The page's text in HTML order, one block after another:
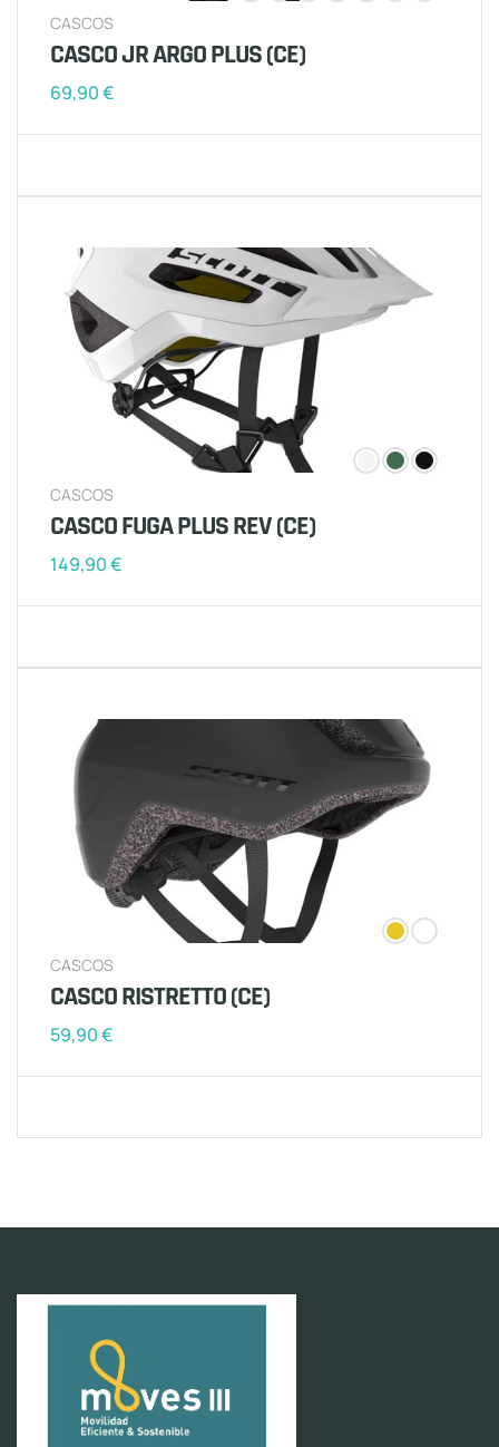
CASCOS
CASCO JR ARGO PLUS (CE)
69,90€
CASCOS
CASCO FUGA PLUS REV (CE)
149,90€
CASCOS
CASCO RISTRETTO (CE)
59,90€